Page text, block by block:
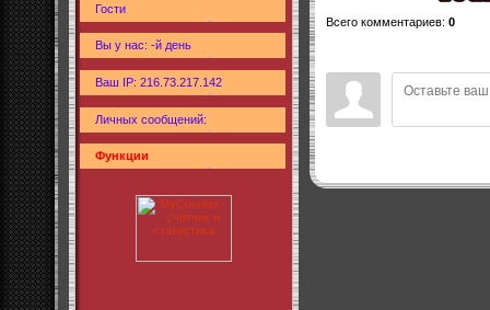
Гости
Вы у нас: -й день
Ваш IP: 216.73.217.142
Личных сообщений:
Функции
Всего комментариев: 0